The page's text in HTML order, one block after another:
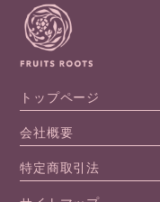
トップページ
会社概要
特定商取引法